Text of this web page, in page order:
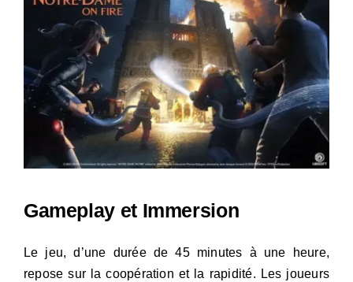
Gameplay et Immersion
Le jeu, d’une durée de 45 minutes à une heure,
repose sur la coopération et la rapidité. Les joueurs